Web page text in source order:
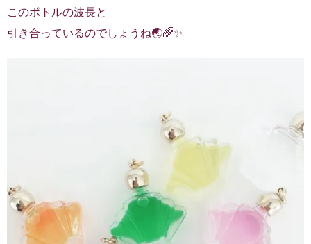
このボトルの波長と
引き合っているのでしょうね🌏🌈✨